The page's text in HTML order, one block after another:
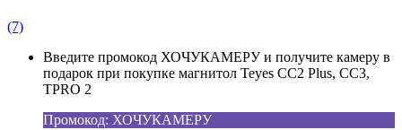
(7)
Введите промокод ХОЧУКАМЕРУ и получите камеру в
подарок при покупке магнитол Teyes CC2 Plus, CC3,
TPRO 2
Промокод: ХОЧУКАМЕРУ